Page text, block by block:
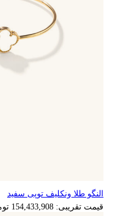
النگو طلا ونکلیف توپی سفید
قیمت تقریبی:154,433,908 تومان